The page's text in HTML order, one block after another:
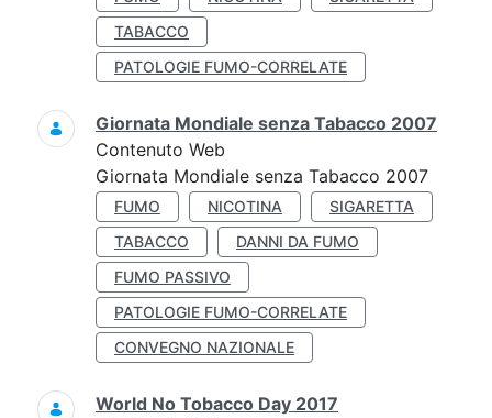
TABACCO
PATOLOGIE FUMO-CORRELATE
Giornata Mondiale senza Tabacco 2007
Contenuto Web
Giornata Mondiale senza Tabacco 2007
FUMO NICOTINA
SIGARETTA
TABACCO
DANNI DA FUMO
FUMO PASSIVO
PATOLOGIE FUMO-CORRELATE
CONVEGNO NAZIONALE
World No Tobacco Day 2017